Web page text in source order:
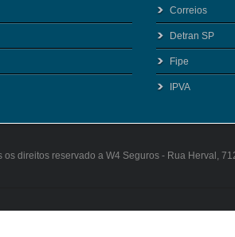
Correios
Detran SP
Fipe
IPVA
os direitos reservado a W4 Seguros - Rua Herval,